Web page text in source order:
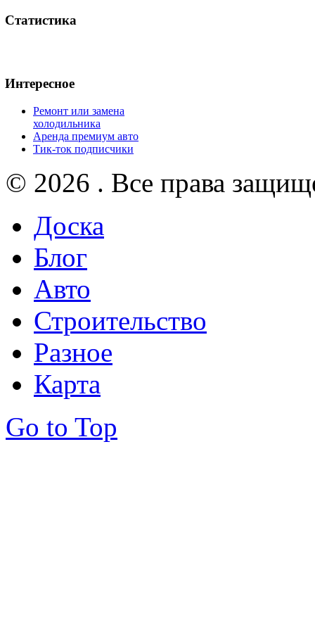
Статистика
Интересное
Ремонт или замена
холодильника
Аренда премиум авто
Тик-ток подписчики
© 2026 . Все права
Доска
Блог
Авто
Строительство
Разное
Карта
Go to Top